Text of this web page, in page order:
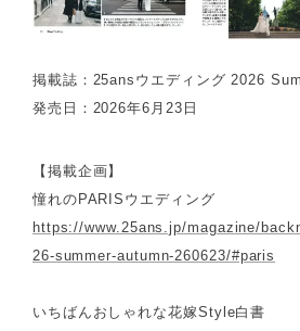
掲載誌：25ansウエディング 2026
発売日：2026年6月23日
【掲載企画】
憧れのPARISウエディング
https://www.25ans.jp/magazine/
26-summer-autumn-260623/#paris
いちばんおしゃれな花嫁Style白書